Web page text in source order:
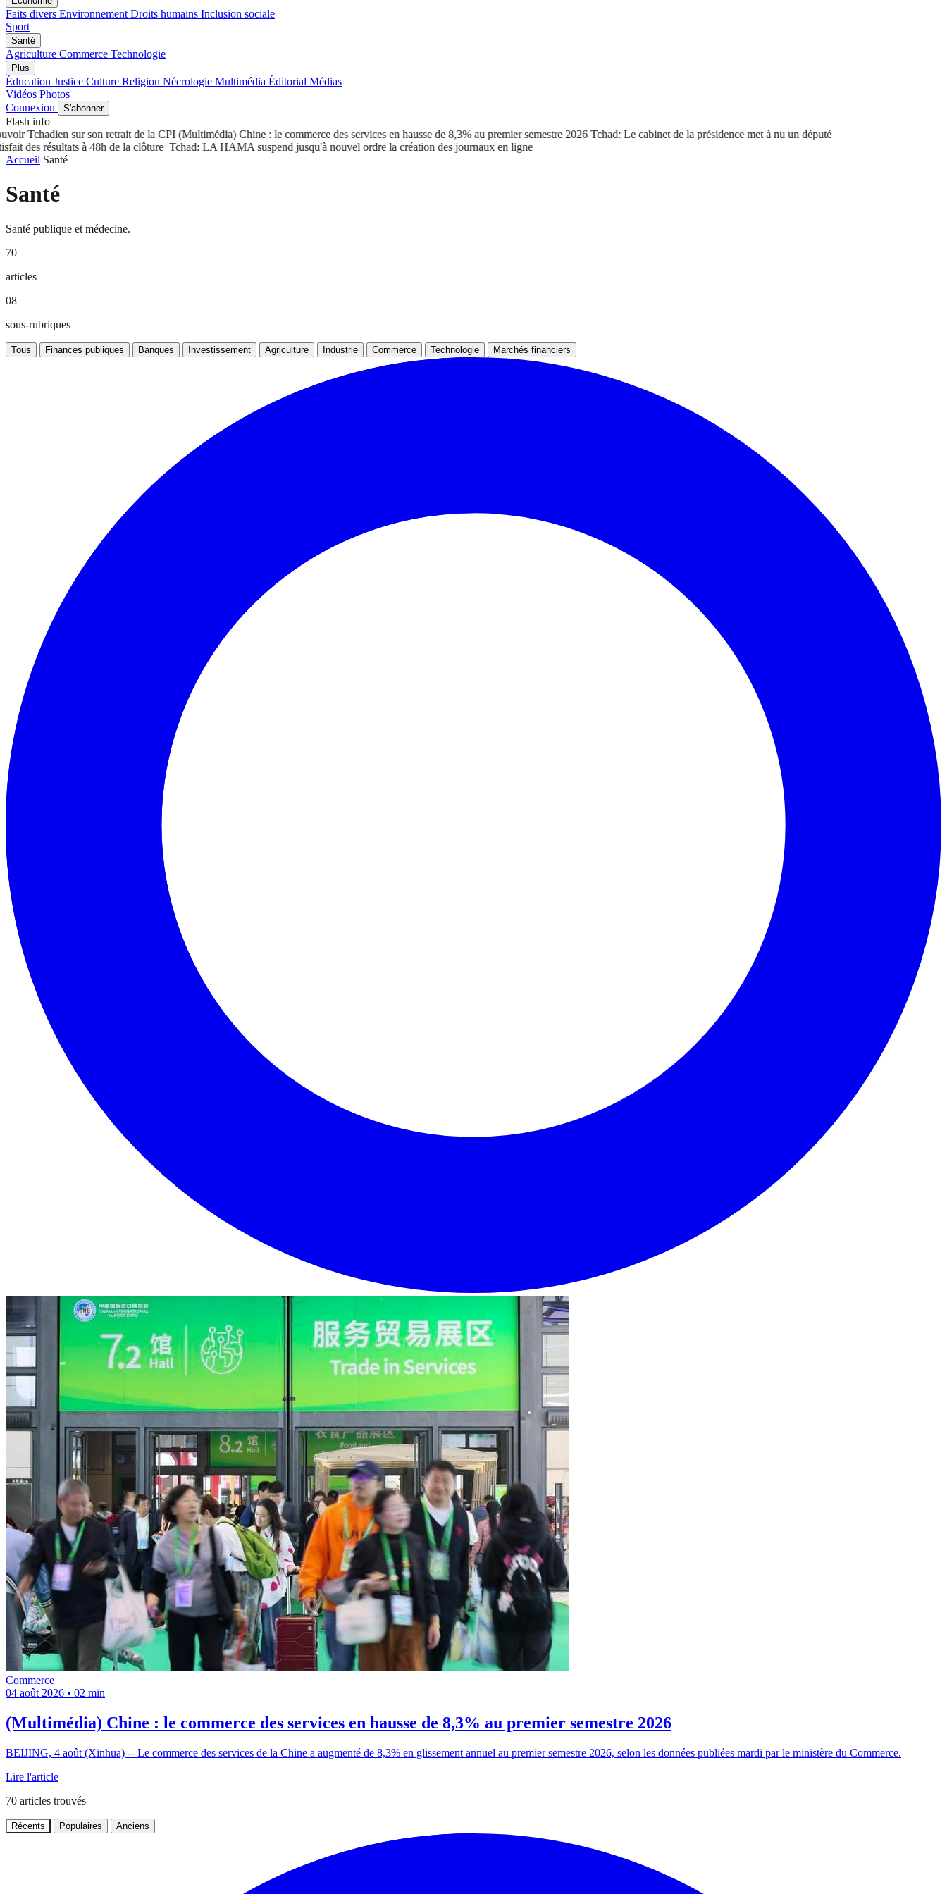
Faits divers Environnement Droits humains Inclusion sociale
Sport
Santé
Agriculture Commerce Technologie
Plus
Éducation Justice Culture Religion Nécrologie Multimédia Éditorial Médias
Vidéos Photos
Connexion
S'abonner
Flash info
Tchadien sur son retrait de la CPI(Multimédia) Chine : le commerce des services en hausse de 8,3% au premier semestre 2026Tchad: Le cabinet de la présidence met à nu un député
des résultats à 48h de la clôtureTchad: LA HAMA suspend jusqu'à nouvel ordre la création des journaux en ligne
Accueil Santé
Santé
Santé publique et médecine.
70
articles
08
sous-rubriques
Tous Finances publiques Banques Investissement Agriculture Industrie Commerce Technologie Marchés financiers
Commerce
04 août 2026 • 02 min
(Multimédia) Chine : le commerce des services en hausse de 8,3% au premier semestre 2026
BEIJING, 4 août (Xinhua) -- Le commerce des services de la Chine a augmenté de 8,3% en glissement annuel au premier semestre 2026, selon les données publiées mardi par le ministère du Commerce.
Lire l'article
70 articles trouvés
Récents Populaires Anciens